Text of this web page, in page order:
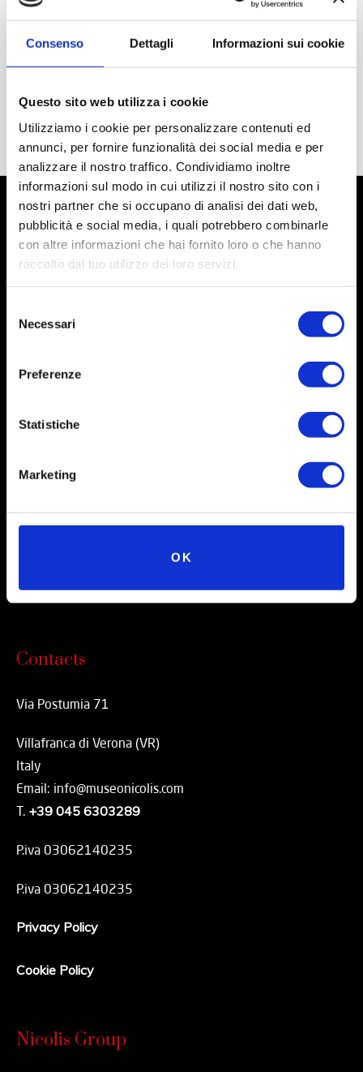
Consenso Dettagli Informazioni sui cookie
Questo sito web utilizza i cookie
Utilizziamo i cookie per personalizzare contenuti ed
annunci, per fornire funzionalità dei social media e per
analizzare il nostro traffico. Condividiamo inoltre
informazioni sul modo in cui utilizzi il nostro sito con i
nostri partner che si occupano di analisi dei dati web,
pubblicità e social media, i quali potrebbero combinarle
con altre informazioni che hai fornito loro o che hanno
raccolto dal tuo utilizzo dei loro servizi.
delNecessari
Preferenze
Statistiche
Marketing
OK
Instagram
Linkedin
TikTok
Contacts
Via Postumia 71
Villafranca di Verona (VR)
Italy
Email: info@museonicolis.com
T. +39 045 6303289
P.iva 03062140235
P.iva 03062140235
Privacy Policy
Cookie Policy
Nicolis Group